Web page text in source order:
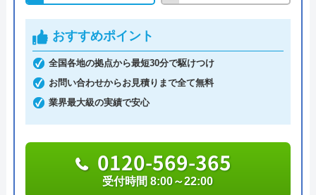
指定給水装置工事事業者（水道局指定工事店）で下
請けに依頼することなく自社でしっかりと教育や研
修を受けた有資格者のスタッフが対応してくれるの
で安心です。
また、見積もり時や施工後などにトラブルが起こっ
た場合には、スタッフから渡されている名刺の裏に
書かれている番号に電話すれば、各エリアの担当が
対応してくれます。見積もり無料で、キャンセル料
おすすめポイント
全国各地の拠点から最短30分で駆けつけ
お問い合わせからお見積りまで全て無料
業界最大級の実績で安心
0120-569-365
受付時間 8:00～22:00